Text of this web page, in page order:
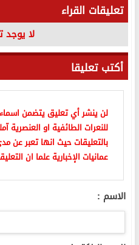
تعليقات القراء
لا يوجد
أكتب تعليقا
لن ينشر أي تعليق يتضمن
للنعرات الطائفية او العنصرية
بالتعليقات حيث انها تعبر عن
عمانيات الإخبارية علما ان
الاسم :